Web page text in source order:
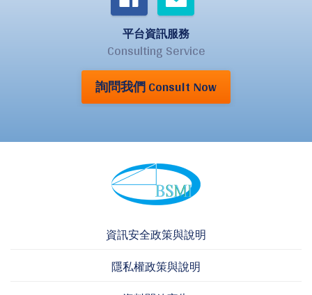
平台資訊服務
Consulting Service
詢問我們 Consult Now
資訊安全政策與說明
隱私權政策與說明